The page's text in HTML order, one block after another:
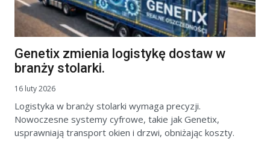
Genetix zmienia logistykę dostaw w
branży stolarki.
16 luty 2026
Logistyka w branży stolarki wymaga precyzji.
Nowoczesne systemy cyfrowe, takie jak Genetix,
usprawniają transport okien i drzwi, obniżając koszty.